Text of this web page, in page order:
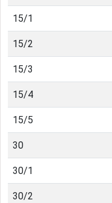
15/1
15/2
15/3
15/4
15/5
30
30/1
30/2